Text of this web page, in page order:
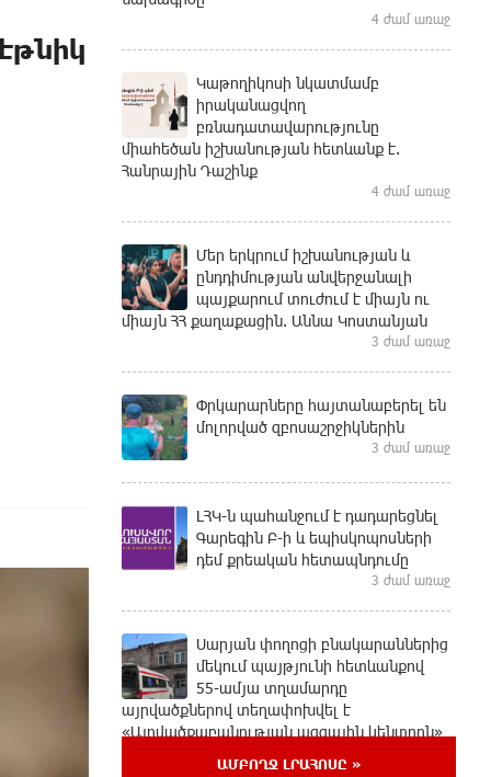
4 ժամ առաջ
Կաթողիկոսի նկատմամբ
իրականացվող
բռնադատավարությունը
միահեծան իշխանության հետևանք է.
Հանրային Դաշինք
4 ժամ առաջ
Մեր երկրում իշխանության և
ընդդիմության անվերջանալի
պայքարում տուժում է միայն ու
միայն ՀՀ քաղաքացին. Աննա Կոստանյան
3 ժամ առաջ
Փրկարարները հայտանաբերել են
մոլորված զբոսաշրջիկներին
3 ժամ առաջ
ԼՀԿ-ն պահանջում է դադարեցնել
Գարեգին Բ-ի և եպիսկոպոսների
դեմ քրեական հետապնդումը
3 ժամ առաջ
Սարյան փողոցի բնակարաններից
մեկում պայթյունի հետևանքով
55-ամյա տղամարդը
այրվածքներով տեղափոխվել է
«Այրվածքաբանության ազգային կենտրոն»
ԱՄԲՈՂՋ ԼՐԱՀՈՍԸ »